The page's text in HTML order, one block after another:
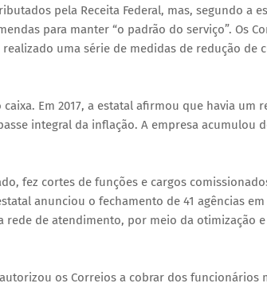
pela Receita Federal, mas, segundo a
para manter “o padrão do serviço”. Os
uma série de medidas de redução de
Em 2017, a estatal afirmou que havia um
integral da inflação. A empresa acumulou
fez cortes de funções e cargos
anunciou o fechamento de 41 agências
rede de atendimento, por meio da otimização
os Correios a cobrar dos funcionários